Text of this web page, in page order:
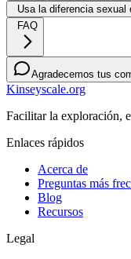
Usa la diferencia
FAQ
Agradecemos tus
Kinseyscale.org
Facilitar la exploración,
Enlaces rápidos
Acerca de
Preguntas más
Blog
Recursos
Legal